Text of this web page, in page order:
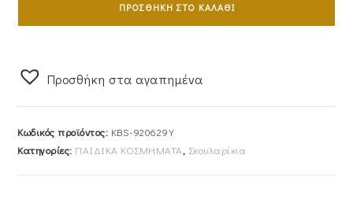
Παιδικά
920629Y
ΠΡΟΣΘΉΚΗ ΣΤΟ ΚΑΛΆΘΙ
Προσθήκη στα αγαπημένα
Κωδικός προϊόντος: KBS-920629Y
Κατηγορίες: ΠΑΙΔΙΚΑ ΚΟΣΜΗΜΑΤΑ, Σκουλαρίκια